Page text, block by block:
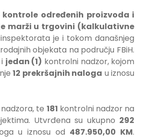
kontrole određenih proizvoda i
marži u trgovini (kalkulativne
je i tokom današnjeg
objekata na području FBiH.
jedan (1) kontrolni nadzor, kojom
12 prekršajnih naloga u iznosu
te 181 kontrolni nadzor na
Utvrđena su ukupno 292
u iznosu od 487.950,00 KM.